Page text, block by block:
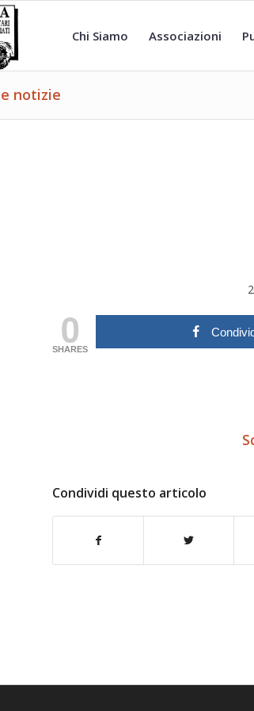
Chi Siamo Associazioni
notizie
0
SHARES
Condividi questo articolo